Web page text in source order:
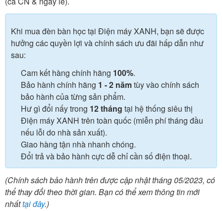
Khi mua đèn bàn học tại Điện máy XANH, bạn sẽ được
hưởng các quyền lợi và chính sách ưu đãi hấp dẫn như
sau:
Cam kết hàng chính hãng 100%.
Bảo hành chính hãng 1 - 2 nămtùy vào chính sách
bảo hành của từng sản phẩm.
Hư gì đổi nấy trong 12 tháng tại hệ thống siêu thị
Điện máy XANH trên toàn quốc (miễn phí tháng đầu
nếu lỗi do nhà sản xuất).
Giao hàng tận nhà nhanh chóng.
Đổi trả và bảo hành cực dễ chỉ cần số điện thoại.
(Chính sách bảo hành trên được cập nhật tháng 05/2023, có
thể thay đổi theo thời gian. Bạn có thể xem thông tin mới
nhấttại đây.)